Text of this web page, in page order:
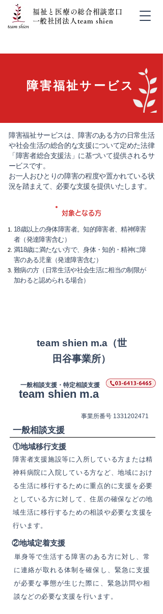
福祉と医療の総合相談窓口
​一般社団法人team shien
​障害福祉サービス
障害福祉サービスは、障害のある方の日常生活
や社会生活の総合的な支援について定めた法律
「障害者総合支援法」に基づいて提供されるサ
ービスです。
お一人おひとりの障害の程度や置かれている状
況を踏まえて、必要な支援を提供いたします。
​対象となる方
18歳以上の身体障害者。知的障害者、精神障害
者（発達障害含む）
満18歳に満たない方で、身体・知的・精神に障
害のある児童（発達障害含む）
難病の方（​日常生活や社会生活に相当の制限が
加わると認められる場合）
team shien m.a（世
田谷事業所）
team shien m.a
一般相談支援・特定相談支援
​事業所番号 1331202471
一般相談支援
​①地域移行支援
障害者支援施設等に入所している方または精
神科病院に入院している方​など、地域におけ
る生活に移行するために重点的に支援を必要
としている方に対して、住居の確保などの地
域生活に移行するための相談や必要な支援を
行います。
​②地域定着支援
​単身等で生活する障害のある方に対し、常
に連絡が取れる体制を確保し、緊急に支援
が必要な事態が生じた際に、緊急訪問や相
談などの必要な支援を行います。